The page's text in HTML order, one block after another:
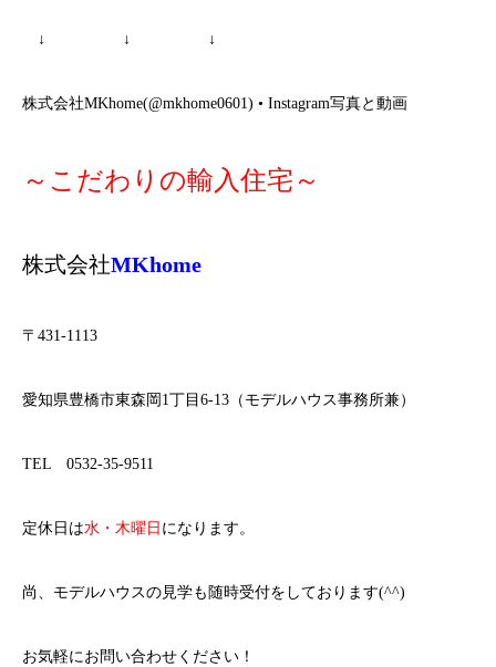
↓ ↓ ↓
株式会社MKhome(@mkhome0601) • Instagram写真と動画
～こだわりの輸入住宅～
株式会社MKhome
〒 431-1113
愛知県豊橋市東森岡 1 丁目 6-13 （モデルハウス事務所兼）
TEL 0532-35-9511
定休日は水・木曜日 になります。
尚、モデルハウスの見学も随時受付をしております(^^)
お気軽にお問い合わせください！